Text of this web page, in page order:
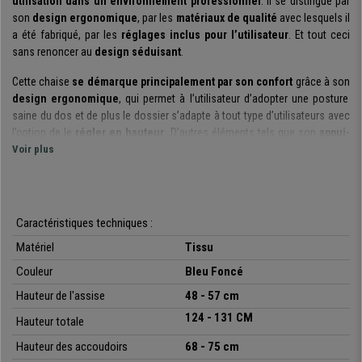
son design ergonomique, par les matériaux de qualité avec lesquels il
a été fabriqué, par les réglages inclus pour l’utilisateur. Et tout ceci
sans renoncer au design séduisant.
Cette chaise se démarque principalement par son confort grâce à son
design ergonomique, qui permet à l’utilisateur d’adopter une posture
saine du dos et de plus le dossier s’adapte à tout type d’utilisateurs avec
l’option de le
régler en hauteur. D’autres éléments tels que son
tête et ses
hors du commun. En effet la
40kg/m3
celle du dossier de 30 kg/m3
mécanisme synchrone à bascule
, un système utile et pratique pour
différentes positions.
L’ergonomie, les réglages et le confort qu’offre ce modèle permettent à
cette chaise d’être adaptée à une
utilisation quotidienne intensive
Voir plus
Caractéristiques techniques :
Matériel
Tissu
Couleur
Bleu Foncé
Hauteur de l'assise
48 - 57 cm
Hauteur totale
124 - 131 CM
Hauteur des accoudoirs
68 - 75 cm